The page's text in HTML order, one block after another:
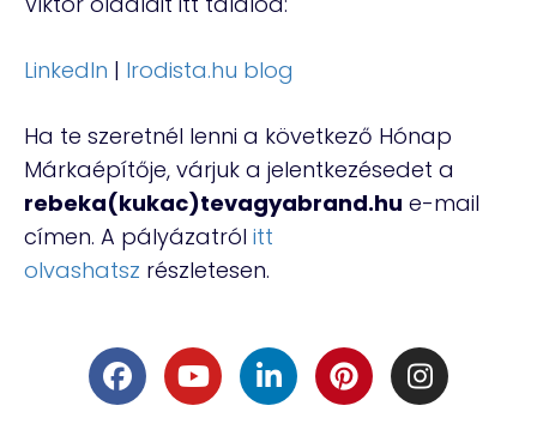
LinkedIn | Irodista.hu blog
Ha te szeretnél lenni a következő Hónap
Márkaépítője, várjuk a jelentkezésedet a
rebeka(kukac)tevagyabrand.hu e-mail
címen. A pályázatról itt
olvashatsz részletesen.